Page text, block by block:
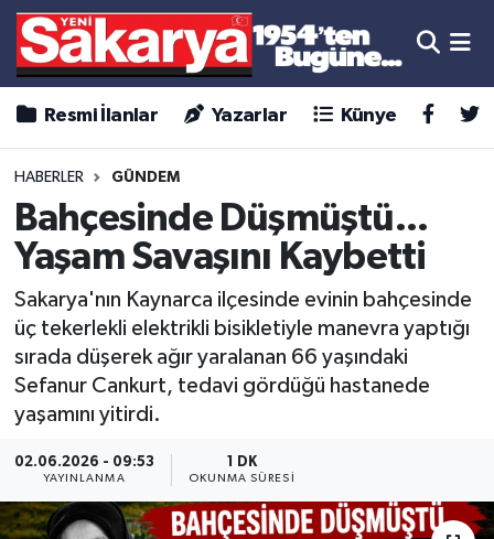
Resmi İlanlar Yazarlar Künye
HABERLER GÜNDEM
Bahçesinde Düşmüştü...
Yaşam Savaşını Kaybetti
Sakarya'nın Kaynarca ilçesinde evinin bahçesinde
üç tekerlekli elektrikli bisikletiyle manevra yaptığı
sırada düşerek ağır yaralanan 66 yaşındaki
Sefanur Cankurt, tedavi gördüğü hastanede
yaşamını yitirdi.
02.06.2026 - 09:53
YAYINLANMA
1 DK
OKUNMA SÜRESI